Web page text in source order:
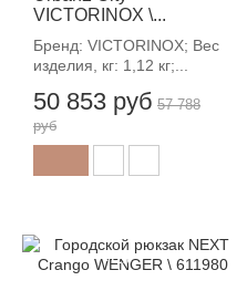
VICTORINOX \...
Бренд: VICTORINOX; Вес
изделия, кг: 1,12 кг;...
50 853 руб 57 788
руб
-12%